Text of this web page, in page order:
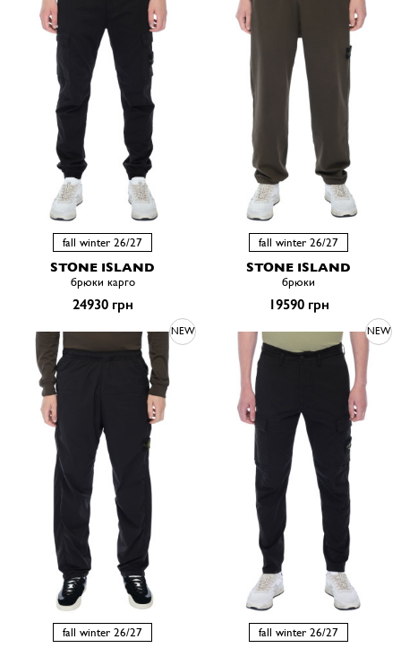
fall winter 26/27
STONE ISLAND
брюки карго
24930 грн
fall winter 26/27
STONE ISLAND
брюки
19590 грн
NEW
fall winter 26/27
NEW
fall winter 26/27